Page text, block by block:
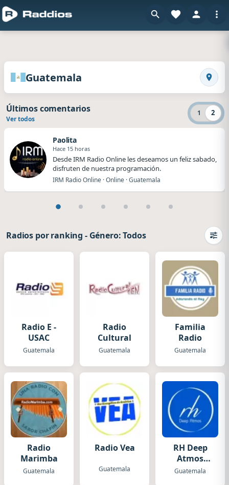
Radios de Guatemalaen Raddios
Guatemala
1 2
Últimos comentarios
Ver todos
Paolita
Hace 15 horas
Desde IRM Radio Online les deseamos un feliz sabado,
disfruten de nuestra programación.
IRM Radio Online · Online · Guatemala
Radios por ranking - Género: Todos
Radio E -
USAC
Guatemala
Radio
Cultural
Guatemala
Familia
Radio
Guatemala
Radio
Marimba
Guatemala
Radio Vea
Guatemala
RH Deep
Atmos
Radio
Guatemala